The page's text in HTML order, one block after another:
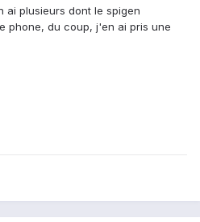
ai plusieurs dont le spigen
phone, du coup, j'en ai pris une